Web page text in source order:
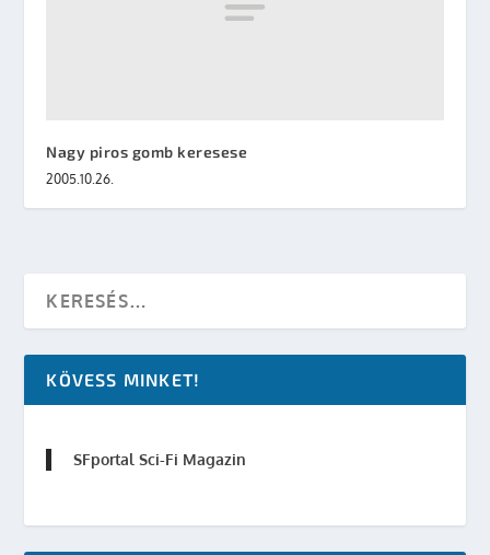
Nagy piros gomb keresese
2005.10.26.
KÖVESS MINKET!
SFportal Sci-Fi Magazin